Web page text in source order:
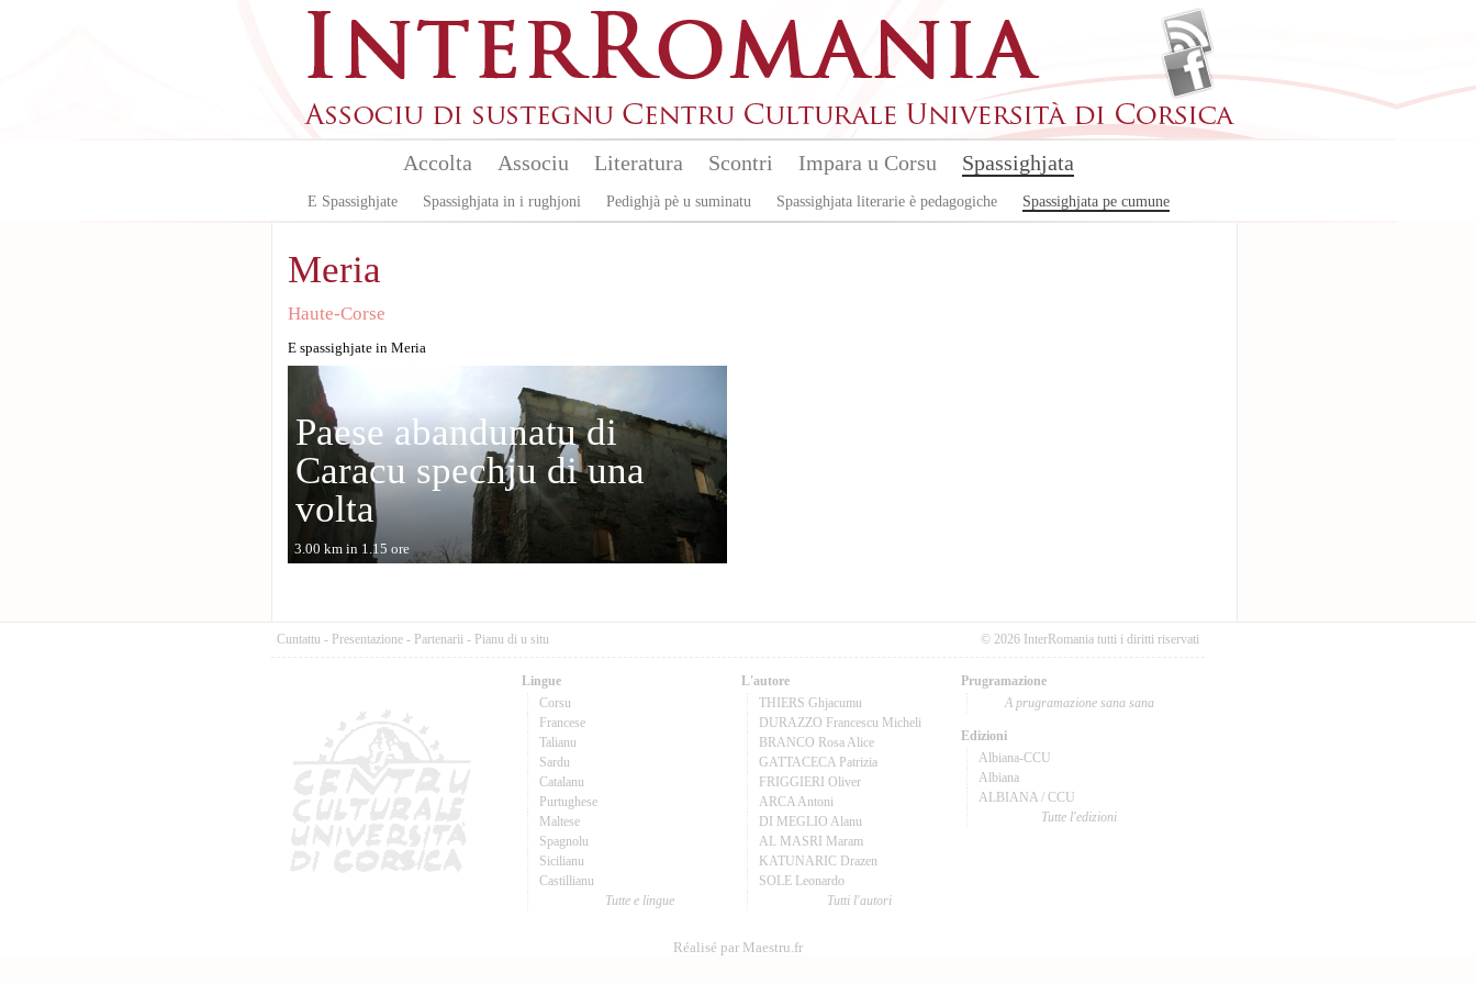
Accolta Associu Literatura Scontri Impara u Corsu Spassighjata
E Spassighjate Spassighjata in i rughjoni Pedighjà pè u suminatu Spassighjata literarie è pedagogiche Spassighjata pe cumune
Meria
Haute-Corse
E spassighjate in Meria
Paese abandunatu di
Caracu spechju di una
volta
3.00 km in 1.15 ore
Cuntattu - Presentazione - Partenarii - Pianu di u situ © 2026 InterRomania tutti i diritti riservati
Lingue
Corsu
Francese
Talianu
Sardu
Catalanu
Purtughese
Maltese
Spagnolu
Sicilianu
Castillianu
Tutte e lingue
L'autore
THIERS Ghjacumu
DURAZZO Francescu Micheli
BRANCO Rosa Alice
GATTACECA Patrizia
FRIGGIERI Oliver
ARCA Antoni
DI MEGLIO Alanu
AL MASRI Maram
KATUNARIC Drazen
SOLE Leonardo
Tutti l'autori
Prugramazione
A prugramazione sana sana
Edizioni
Albiana-CCU
Albiana
ALBIANA / CCU
Tutte l'edizioni
Réalisé par Maestru.fr